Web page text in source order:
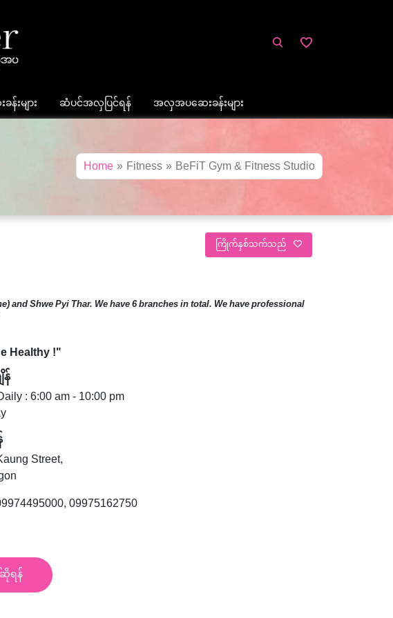
းများ ဆံပင်အလှပြင်ရန် အလှအပဆေးခန်းများ
Home»Fitness»BeFiT Gym & Fitness Studio
ကြိုက်နှစ်သက်သည်
Shwe Pyi Thar. We have 6 branches in total. We have professional
Healthy !"
: 6:00 am - 10:00 pm
Street,
09975162750
ဆိုရန်